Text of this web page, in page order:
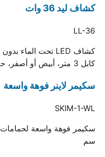
كشاف ليد 36 وات
LL-36
كابل 3 متر، أبيض أو أصفر، حماية IP68
سكيمر لاينر فوهة واسعة
SKIM-1-WL
سم